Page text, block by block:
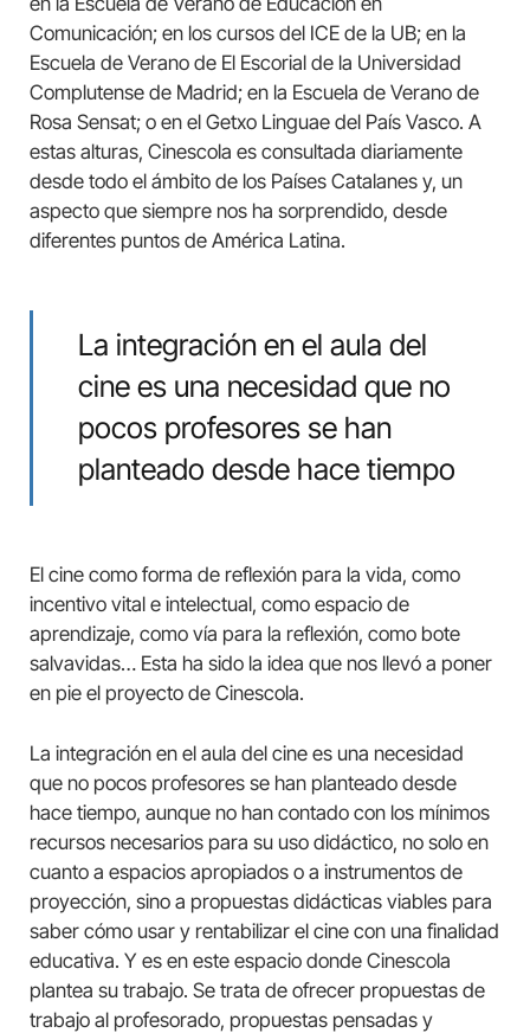
Comunicación; en los cursos del ICE de la UB; en la
Escuela de Verano de El Escorial de la Universidad
Complutense de Madrid; en la Escuela de Verano de
Rosa Sensat; o en el Getxo Linguae del País Vasco. A
estas alturas, Cinescola es consultada diariamente
desde todo el ámbito de los Países Catalanes y, un
aspecto que siempre nos ha sorprendido, desde
diferentes puntos de América Latina.
La integración en el aula del
cine es una necesidad que no
pocos profesores se han
planteado desde hace tiempo
El cine como forma de reflexión para la vida, como
incentivo vital e intelectual, como espacio de
aprendizaje, como vía para la reflexión, como bote
salvavidas… Esta ha sido la idea que nos llevó a poner
en pie el proyecto de Cinescola.
La integración en el aula del cine es una necesidad
que no pocos profesores se han planteado desde
hace tiempo, aunque no han contado con los mínimos
recursos necesarios para su uso didáctico, no solo en
cuanto a espacios apropiados o a instrumentos de
proyección, sino a propuestas didácticas viables para
saber cómo usar y rentabilizar el cine con una finalidad
educativa. Y es en este espacio donde Cinescola
plantea su trabajo. Se trata de ofrecer propuestas de
trabajo al profesorado, propuestas pensadas y